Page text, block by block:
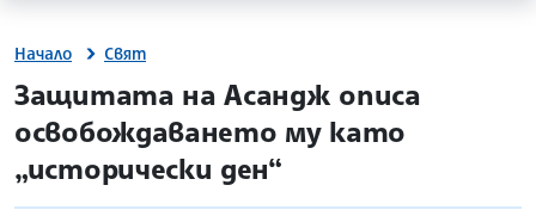
Начало Свят
site.bta
Защитата на Асандж описа
освобождаването му като
„исторически ден“